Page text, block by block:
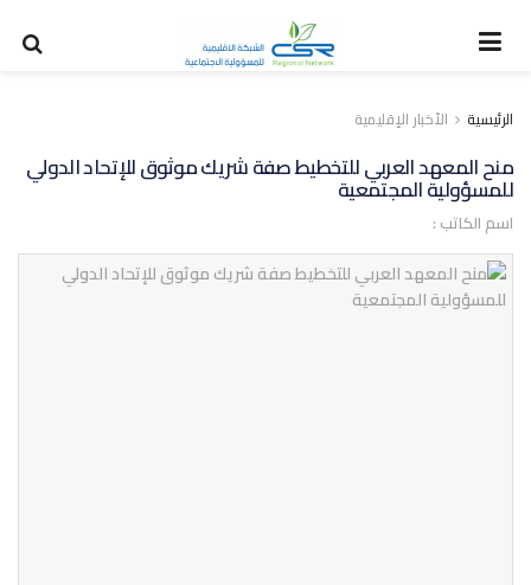
الرئيسية الأخبار الإقليمية
منح المعهد العربي للتخطيط صفة شريك موثوق للإتحاد الدولي
للمسؤولية المجتمعية
اسم الكاتب :